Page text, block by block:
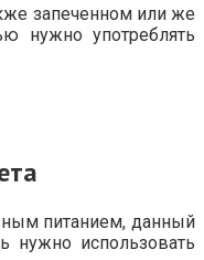
запеченном или же
нужно употреблять
питанием, данный
нужно использовать